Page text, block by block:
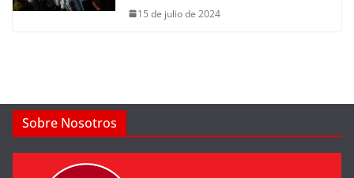
15 de julio de 2024
Sobre Nosotros